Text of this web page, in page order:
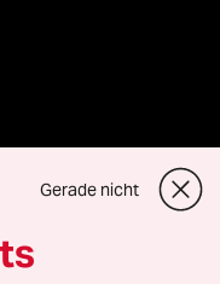
Gerade nicht